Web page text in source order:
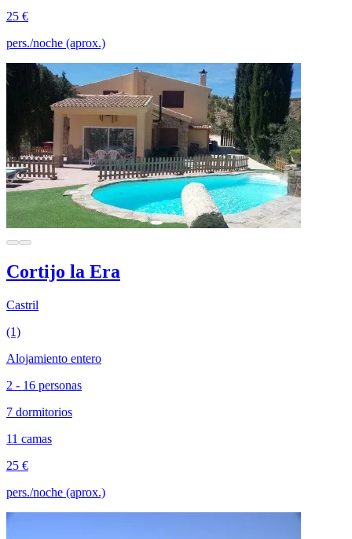
25 €
pers./noche (aprox.)
Cortijo la Era
Castril
(1)
Alojamiento entero
2 - 16 personas
7 dormitorios
11 camas
25 €
pers./noche (aprox.)